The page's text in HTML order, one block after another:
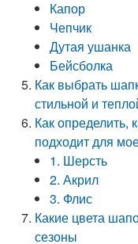
Капор
Чепчик
Дутая ушанка
Бейсболка
Как выбрать
стильной и
Как определить,
подходит для
1. Шерсть
2. Акрил
3. Флис
Какие цвета
сезоны